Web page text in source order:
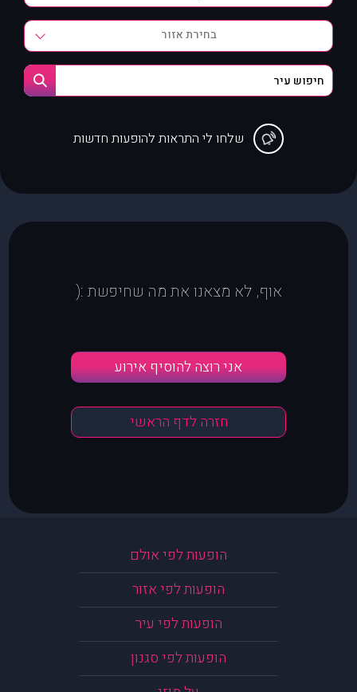
בחירת אזור
שלחו לי התראות להופעות חדשות
אוף, לא מצאנו את מה שחיפשת :(
אני רוצה להוסיף אירוע
חזרה לדף הראשי
הופעות לפי אולם
הופעות לפי אזור
הופעות לפי עיר
הופעות לפי סגנון